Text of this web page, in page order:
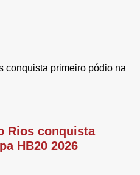
Rios conquista
HB20 2026